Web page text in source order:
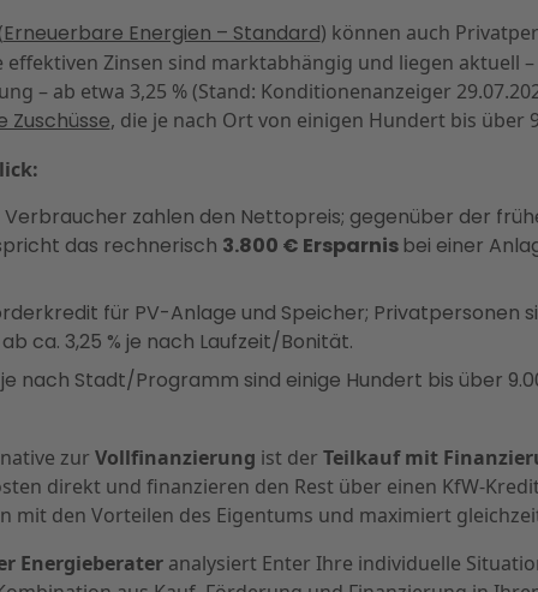
Erneuerbare Energien – Standard) können auch
effektiven Zinsen sind marktabhängig und liegen aktuell
– ab etwa 3,25 % (Stand: Konditionenanzeiger
, die je nach Ort von einigen Hundert bis über
Verbraucher zahlen den Nettopreis; gegenüber der
das rechnerisch 3.800 € Ersparnis bei einer
für PV-Anlage und Speicher; Privatpersonen
ca. 3,25 % je nach Laufzeit/Bonität.
nach Stadt/Programm sind einige Hundert bis über
zur Vollfinanzierung ist der Teilkauf mit
direkt und finanzieren den Rest über einen KfW-
mit den Vorteilen des Eigentums und maximiert
Energieberateranalysiert Enter Ihre individuelle